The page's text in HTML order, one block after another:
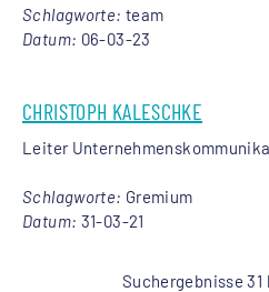
Schlagworte: team
Datum: 06-03-23
CHRISTOPH KALESCHKE
Leiter
Schlagworte: Gremium
Datum: 31-03-21
Suchergebnisse 31